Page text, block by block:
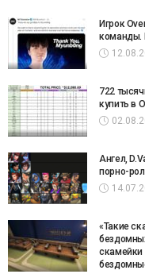
Игрок
команды.
722
купить в
Ангел,
порно-
«Такие
скамейки